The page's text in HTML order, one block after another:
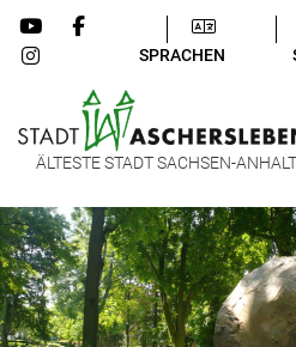
SPRACHEN
ÄLTESTE STADT SACHSEN-